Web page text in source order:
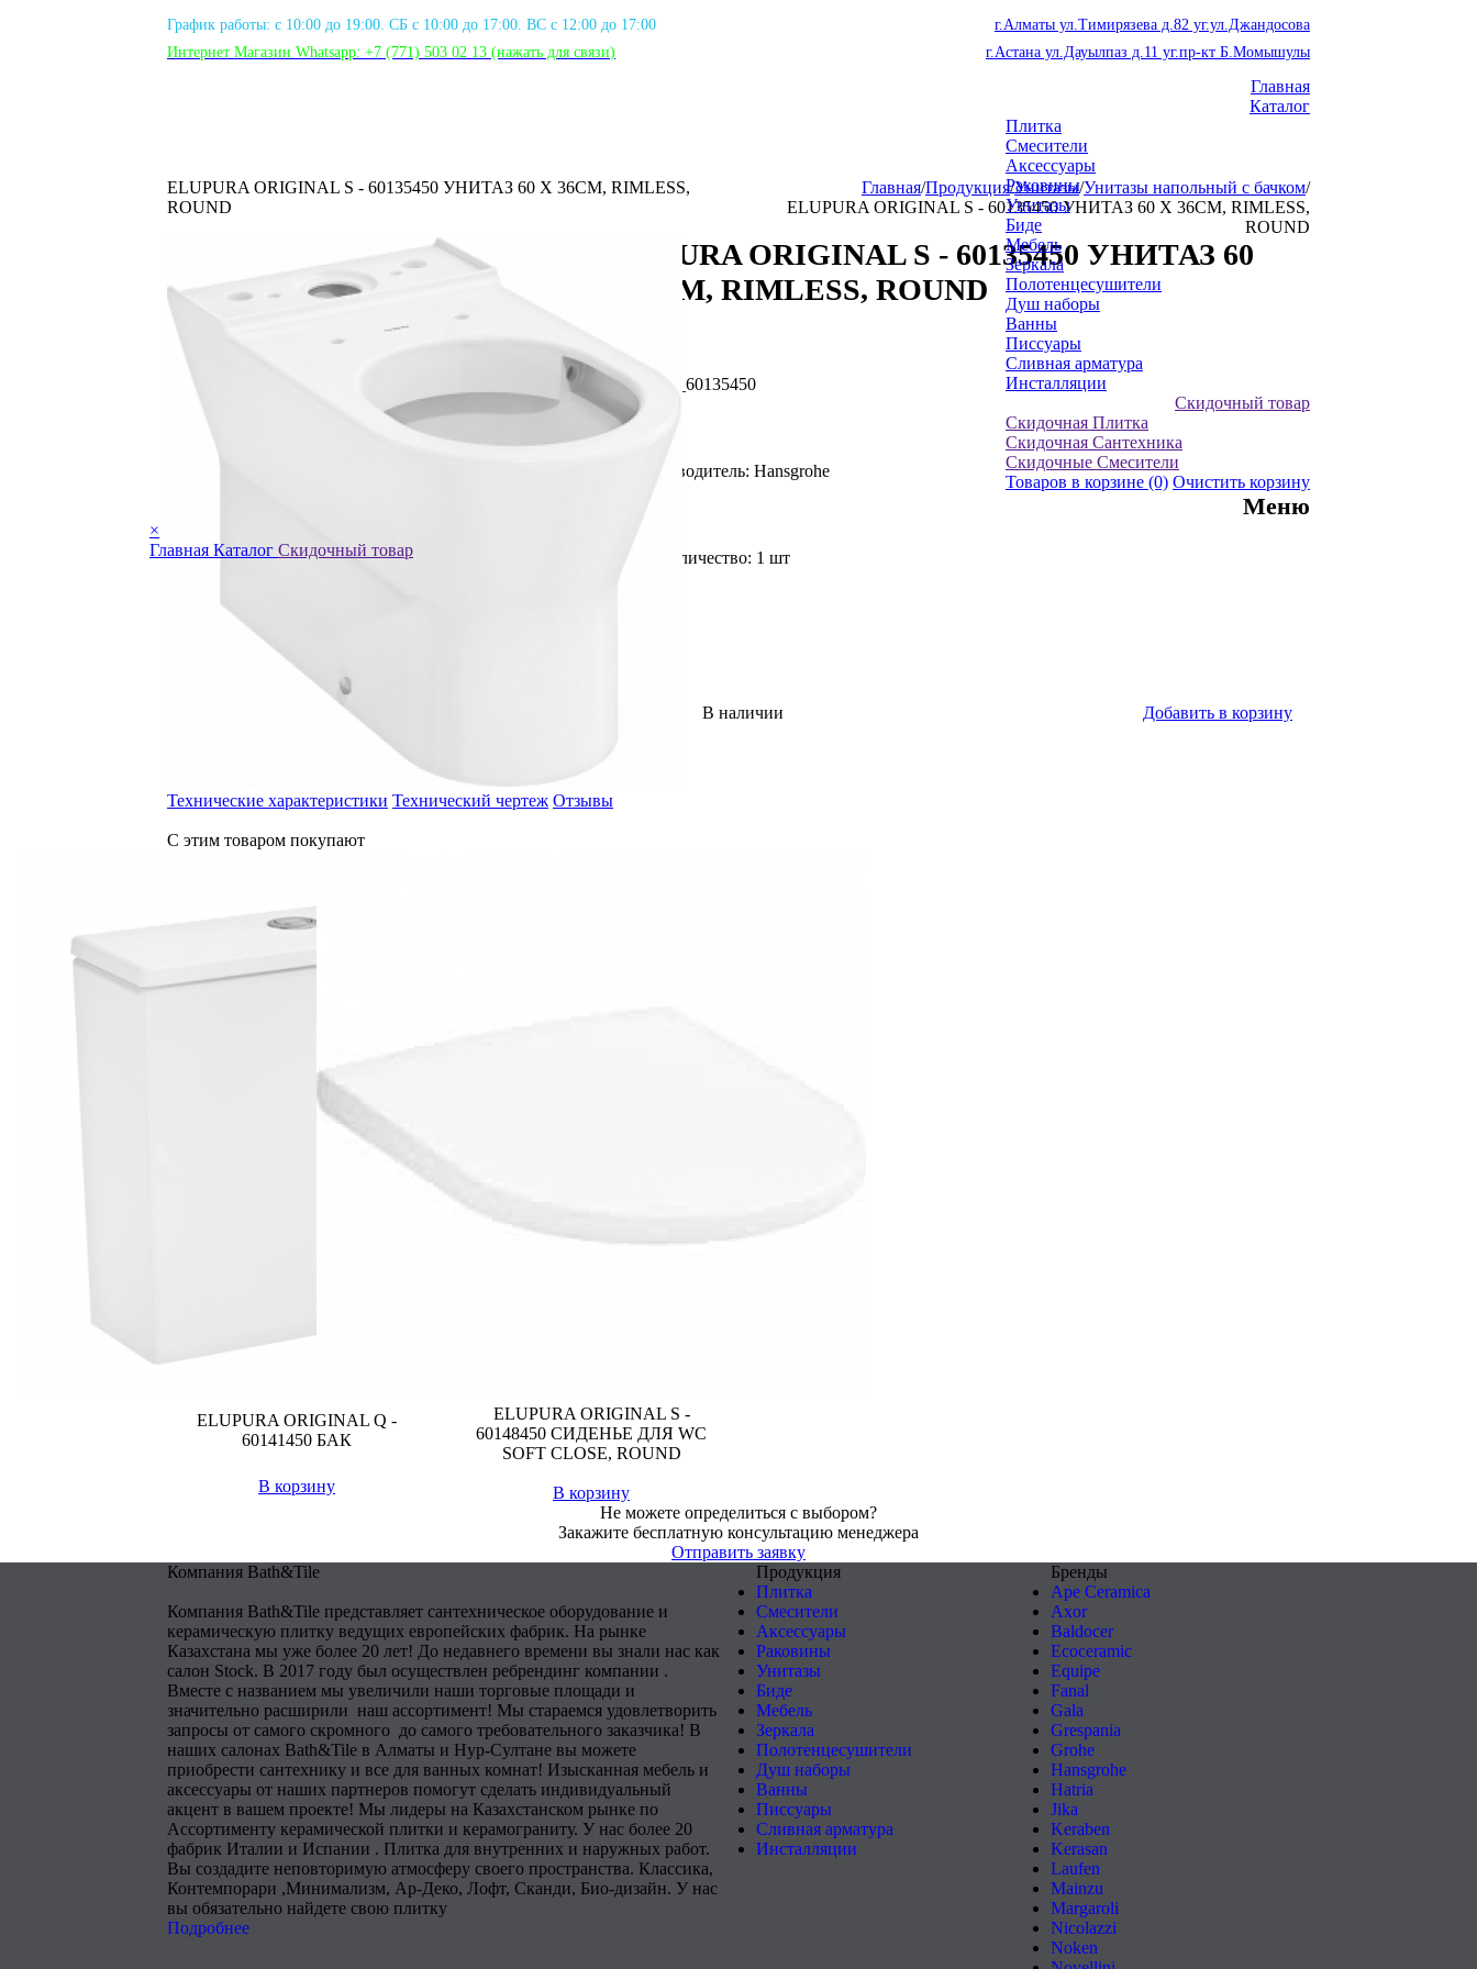
График работы: с 10:00 до 19:00. СБ с 10:00 до 17:00. ВС с 12:00 до 17:00
Интернет Магазин Whatsapp: +7 (771) 503 02 13 (нажать для связи)
г.Алматы ул.Тимирязева д.82 уг.ул.Джандосова
г.Астана ул.Дауылпаз д.11 уг.пр-кт Б.Момышулы
Главная
Каталог
Плитка
Смесители
Аксессуары
Раковины
Унитазы
Биде
Мебель
Зеркала
Полотенцесушители
Душ наборы
Ванны
Писсуары
Сливная арматура
Инсталляции
Скидочный товар
Скидочная Плитка
Скидочная Сантехника
Скидочные Смесители
Товаров в корзине (0) Очистить корзину
Меню
×
Главная Каталог Скидочный товар
ELUPURA ORIGINAL S - 60135450 УНИТАЗ 60 X 36CM, RIMLESS,
ROUND
Главная/Продукция/Унитазы/Унитазы напольный с бачком/
ELUPURA ORIGINAL S - 60135450 УНИТАЗ 60 X 36CM, RIMLESS,
ROUND
ELUPURA ORIGINAL S - 60135450 УНИТАЗ 60
X 36CM, RIMLESS, ROUND
Артикул: HG_60135450
Фирма производитель: Hansgrohe
Доступное количество: 1 шт
В наличии Добавить в корзину
Технические характеристики Технический чертеж Отзывы
С этим товаром покупают
ELUPURA ORIGINAL Q -
60141450 БАК
В корзину
ELUPURA ORIGINAL S -
60148450 СИДЕНЬЕ ДЛЯ WC
SOFT CLOSE, ROUND
В корзину
Не можете определиться с выбором?
Закажите бесплатную консультацию менеджера
Отправить заявку
Компания Bath&Tile
Компания Bath&Tile представляет сантехническое оборудование и
керамическую плитку ведущих европейских фабрик. На рынке
Казахстана мы уже более 20 лет! До недавнего времени вы знали нас как
салон Stock. В 2017 году был осуществлен ребрендинг компании .
Вместе с названием мы увеличили наши торговые площади и
значительно расширили наш ассортимент! Мы стараемся удовлетворить
запросы от самого скромного до самого требовательного заказчика! В
наших салонах Bath&Tile в Алматы и Нур-Султане вы можете
приобрести сантехнику и все для ванных комнат! Изысканная мебель и
аксессуары от наших партнеров помогут сделать индивидуальный
акцент в вашем проекте! Мы лидеры на Казахстанском рынке по
Ассортименту керамической плитки и керамограниту. У нас более 20
фабрик Италии и Испании . Плитка для внутренних и наружных работ.
Вы создадите неповторимую атмосферу своего пространства. Классика,
Контемпорари ,Минимализм, Ар-Деко, Лофт, Сканди, Био-дизайн. У нас
вы обязательно найдете свою плитку
Подробнее
Продукция
Плитка
Смесители
Аксессуары
Раковины
Унитазы
Биде
Мебель
Зеркала
Полотенцесушители
Душ наборы
Ванны
Писсуары
Сливная арматура
Инсталляции
Бренды
Ape Ceramica
Axor
Baldocer
Ecoceramic
Equipe
Fanal
Gala
Grespania
Grohe
Hansgrohe
Hatria
Jika
Keraben
Kerasan
Laufen
Mainzu
Margaroli
Nicolazzi
Noken